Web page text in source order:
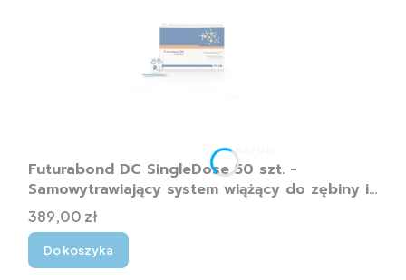
Futurabond DC SingleDose 50 szt. -
Samowytrawiający system wiążący do zębiny i
szkliwa
Cena
389,00 zł
Do koszyka